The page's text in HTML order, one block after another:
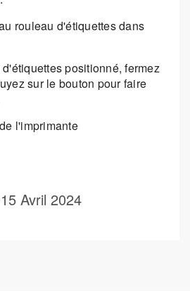
positionné, fermez
sur le bouton pour faire
Avril 2024